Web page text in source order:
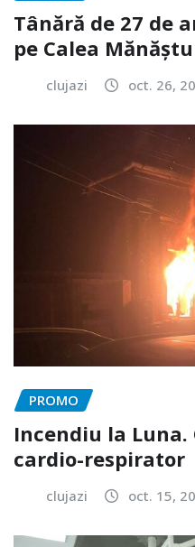
Tânără de 27 de
pe Calea
clujazi oct. 26,
PROMO
Incendiu la
cardio-respirator
clujazi oct. 15,